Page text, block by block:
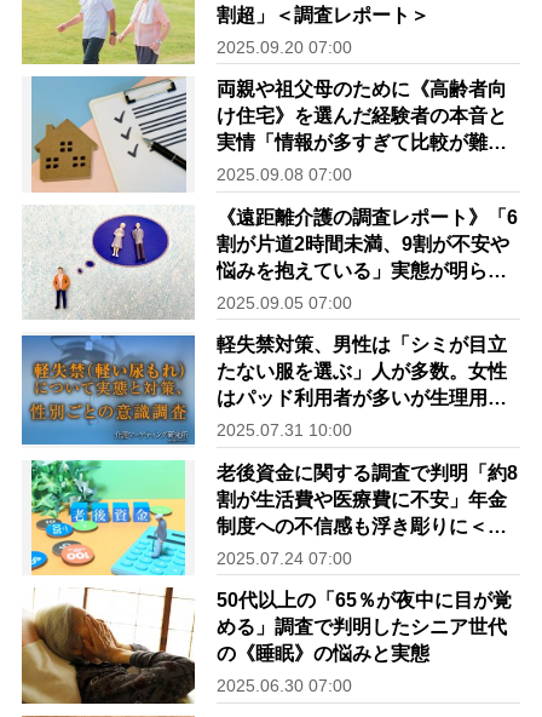
割超」＜調査レポート＞
2025.09.20 07:00
両親や祖父母のために《高齢者向
け住宅》を選んだ経験者の本音と
実情「情報が多すぎて比較が難し
い」調査レポート
2025.09.08 07:00
《遠距離介護の調査レポート》「6
割が片道2時間未満、9割が不安や
悩みを抱えている」実態が明らか
に
2025.09.05 07:00
軽失禁対策、男性は「シミが目立
たない服を選ぶ」人が多数。女性
はパッド利用者が多いが生理用品
で代用する人も｜介護マーケティ
ング研究所 by 介護ポストセブン
2025.07.31 10:00
老後資金に関する調査で判明「約8
割が生活費や医療費に不安」年金
制度への不信感も浮き彫りに＜調
査レポート＞
2025.07.24 07:00
50代以上の「65％が夜中に目が覚
める」調査で判明したシニア世代
の《睡眠》の悩みと実態
2025.06.30 07:00